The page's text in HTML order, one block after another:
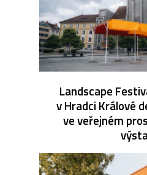
Landscape
v Hradci Králové
ve veřejném